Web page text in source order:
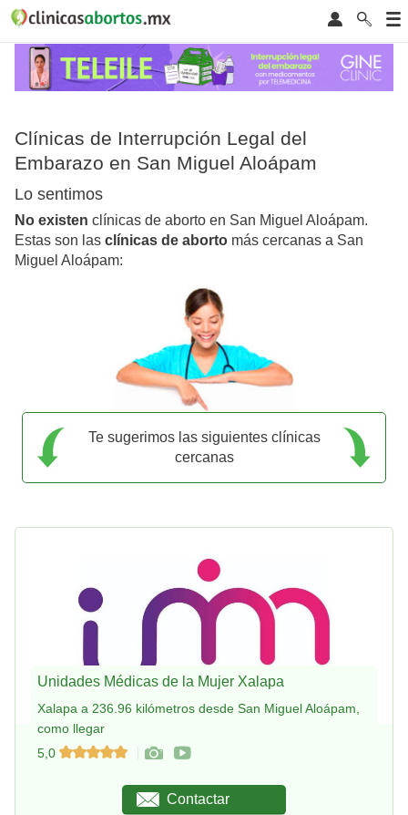
Clínicas de Interrupción Legal del
Embarazo en San Miguel Aloápam
Lo sentimos
No existen clínicas de aborto en San Miguel Aloápam.
Estas son las clínicas de aborto más cercanas a San
Miguel Aloápam:
Te sugerimos las siguientes clínicas
cercanas
Unidades Médicas de la Mujer Xalapa
Xalapa a 236.96 kilómetros desde San Miguel Aloápam,
como llegar
5,0
Contactar